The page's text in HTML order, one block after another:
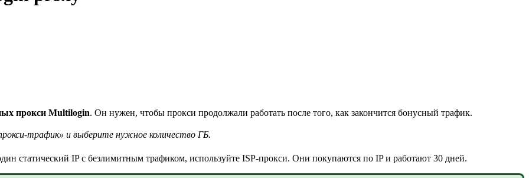
прокси Multilogin. Он нужен, чтобы прокси продолжали работать после того, как закончится бонусный трафик.
трафик» и выберите нужное количество ГБ.
статический IP с безлимитным трафиком, используйте ISP-прокси. Они покупаются по IP и работают 30 дней.